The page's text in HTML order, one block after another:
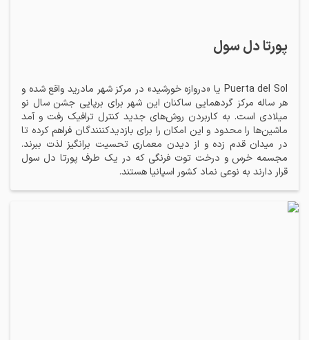
پورتا دل سول
Puerta del Sol یا «دروازه خورشید» در مرکز شهر مادرید واقع شده و
هر ساله مرکز گردهمایی ساکنان این شهر برای برپایی جشن سال نو
میلادی است. به کاربردن روش‌های جدید کنترل ترافیک رفت و آمد
ماشین‌ها را محدود و این امکان را برای بازدیدکننندگان فراهم کرده تا
در میدان قدم زده و از دیدن معماری‌ تحسیت برانگیز لذت ببرند.
مجسمه خرس و درخت توت فرنگی که در یک طرف پورتا دل سول
قرار دارند به نوعی نماد کشور اسپانیا هستند.